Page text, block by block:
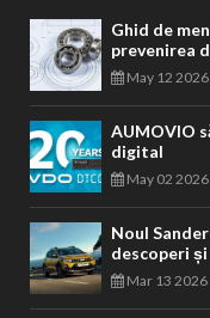
Ghid de
prevenirea
May 12 2026
AUMOVIO
digital
May 02 2026
Noul
descoperi
Mar 13 2026